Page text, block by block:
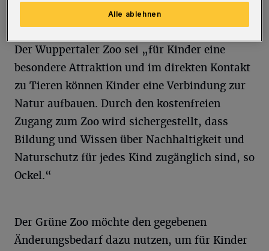
Der Wuppertaler Zoo sei „für Kinder eine
besondere Attraktion und im direkten Kontakt
zu Tieren können Kinder eine Verbindung zur
Natur aufbauen. Durch den kostenfreien
Zugang zum Zoo wird sichergestellt, dass
Bildung und Wissen über Nachhaltigkeit und
Naturschutz für jedes Kind zugänglich sind, so
Ockel.“
Der Grüne Zoo möchte den gegebenen
Änderungsbedarf dazu nutzen, um für Kinder
Alle ablehnen